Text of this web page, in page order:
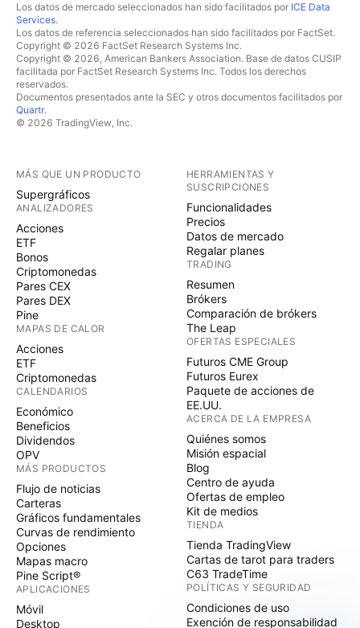
Los datos de mercado seleccionados han sido facilitados por ICE Data
Services.
Los datos de referencia seleccionados han sido facilitados por FactSet.
Copyright © 2026 FactSet Research Systems Inc.
Copyright © 2026, American Bankers Association. Base de datos CUSIP
facilitada por FactSet Research Systems Inc. Todos los derechos
reservados.
Documentos presentados ante la SEC y otros documentos facilitados por
Quartr.
© 2026 TradingView, Inc.
MÁS QUE UN PRODUCTO
Supergráficos
ANALIZADORES
Acciones
ETF
Bonos
Criptomonedas
Pares CEX
Pares DEX
Pine
MAPAS DE CALOR
Acciones
ETF
Criptomonedas
CALENDARIOS
Económico
Beneficios
Dividendos
OPV
MÁS PRODUCTOS
Flujo de noticias
Carteras
Gráficos fundamentales
Curvas de rendimiento
Opciones
Mapas macro
Pine Script®
APLICACIONES
Móvil
Desktop
HERRAMIENTAS Y
SUSCRIPCIONES
Funcionalidades
Precios
Datos de mercado
Regalar planes
TRADING
Resumen
Brókers
Comparación de brókers
The Leap
OFERTAS ESPECIALES
Futuros CME Group
Futuros Eurex
Paquete de acciones de
EE.UU.
ACERCA DE LA EMPRESA
Quiénes somos
Misión espacial
Blog
Centro de ayuda
Ofertas de empleo
Kit de medios
TIENDA
Tienda TradingView
Cartas de tarot para traders
C63 TradeTime
POLÍTICAS Y SEGURIDAD
Condiciones de uso
Exención de responsabilidad